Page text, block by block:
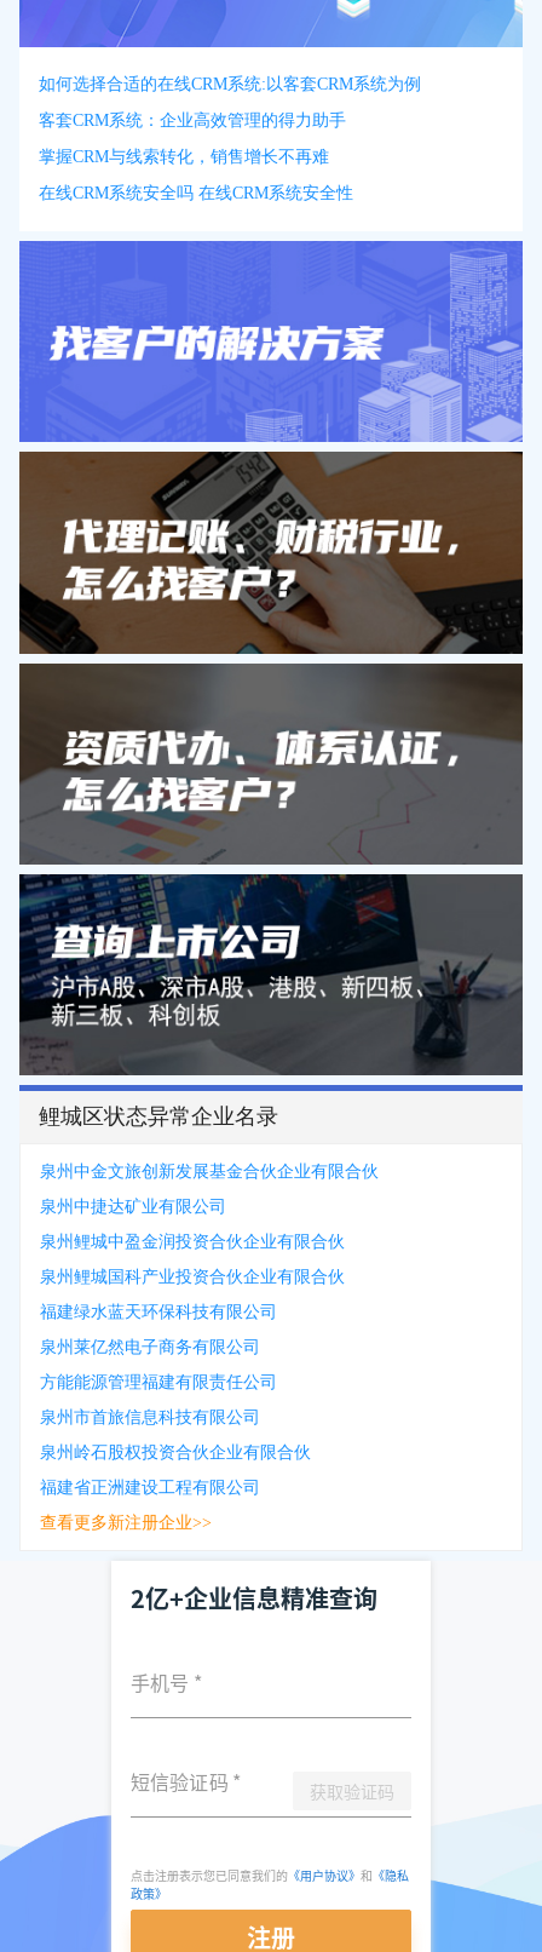
如何选择合适的在线CRM系统:以客套CRM系统为例
客套CRM系统：企业高效管理的得力助手
掌握CRM与线索转化，销售增长不再难
在线CRM系统安全吗 在线CRM系统安全性
鲤城区状态异常企业名录
泉州中金文旅创新发展基金合伙企业有限合伙
泉州中捷达矿业有限公司
泉州鲤城中盈金润投资合伙企业有限合伙
泉州鲤城国科产业投资合伙企业有限合伙
福建绿水蓝天环保科技有限公司
泉州莱亿然电子商务有限公司
方能能源管理福建有限责任公司
泉州市首旅信息科技有限公司
泉州岭石股权投资合伙企业有限合伙
福建省正洲建设工程有限公司
查看更多新注册企业>>
2亿+企业信息精准查询
手机号 *
短信验证码 * 获取验证码
点击注册表示您已同意我们的 《用户协议》 和 《隐私
政策》
注册